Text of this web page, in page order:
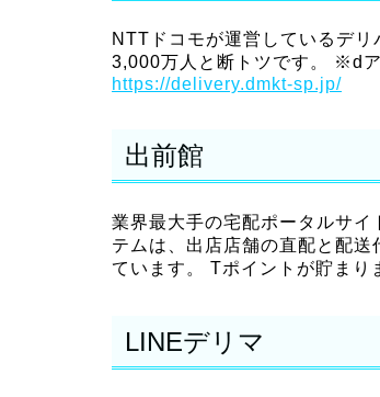
NTTドコモが運営しているデ
3,000万人と断トツです。 ※d
https://delivery.dmkt-sp.jp/
出前館
業界最大手の宅配ポータルサ
テムは、出店店舗の直配と配
ています。 Tポイントが貯まり
LINEデリマ